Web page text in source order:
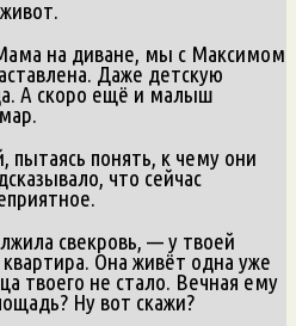
на диване, мы с Максимом
Даже детскую
А скоро ещё и малыш
пытаясь понять, к чему они
что сейчас
свекровь, — у твоей
Она живёт одна уже
твоего не стало. Вечная ему
Ну вот скажи?